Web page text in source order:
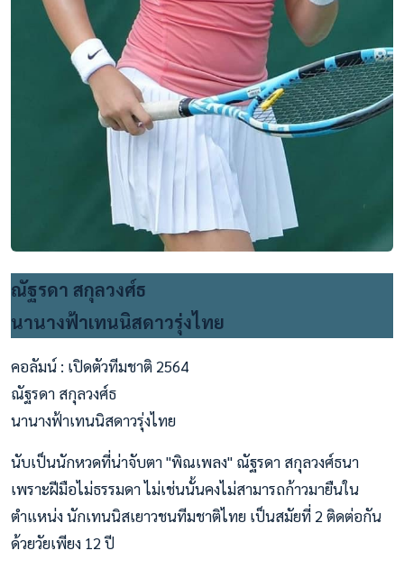
ณัฐรดา สกุลวงศ์ธ
นานางฟ้าเทนนิสดาวรุ่งไทย
คอลัมน์ : เปิดตัวทีมชาติ 2564
ณัฐรดา สกุลวงศ์ธ
นานางฟ้าเทนนิสดาวรุ่งไทย
นับเป็นนักหวดที่น่าจับตา "พิณเพลง" ณัฐรดา สกุลวงศ์ธนา
เพราะฝีมือไม่ธรรมดา ไม่เช่นนั้นคงไม่สามารถก้าวมายืนใน
ตำแหน่ง นักเทนนิสเยาวชนทีมชาติไทย เป็นสมัยที่ 2 ติดต่อกัน
ด้วยวัยเพียง 12 ปี